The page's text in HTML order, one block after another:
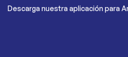
Descarga nuestra aplicación para